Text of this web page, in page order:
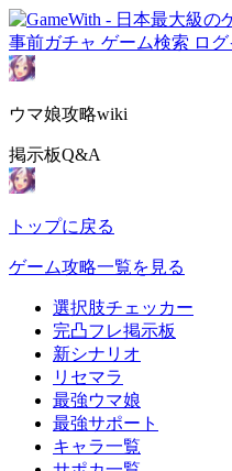
事前ガチャ ゲーム検索 ロ
ウマ娘攻略wiki
掲示板Q&A
トップに戻る
ゲーム攻略一覧を見る
選択肢チェッカー
完凸フレ掲示板
新シナリオ
リセマラ
最強ウマ娘
最強サポート
キャラ一覧